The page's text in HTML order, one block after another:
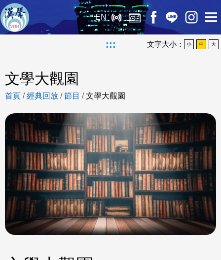
EN
::: 文字大小： 小 中 大
文學大觀園
首頁 /經典回放 /節目 /文學大觀園